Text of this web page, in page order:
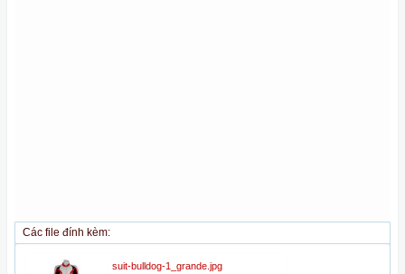
Các file đính kèm:
suit-bulldog-1_grande.jpg